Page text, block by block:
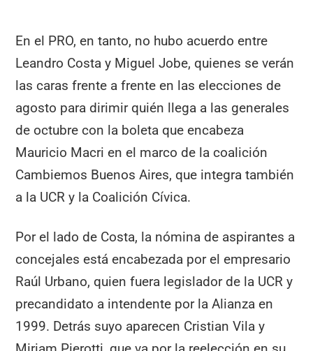
En el PRO, en tanto, no hubo acuerdo entre
Leandro Costa y Miguel Jobe, quienes se verán
las caras frente a frente en las elecciones de
agosto para dirimir quién llega a las generales
de octubre con la boleta que encabeza
Mauricio Macri en el marco de la coalición
Cambiemos Buenos Aires, que integra también
a la UCR y la Coalición Cívica.
Por el lado de Costa, la nómina de aspirantes a
concejales está encabezada por el empresario
Raúl Urbano, quien fuera legislador de la UCR y
precandidato a intendente por la Alianza en
1999. Detrás suyo aparecen Cristian Vila y